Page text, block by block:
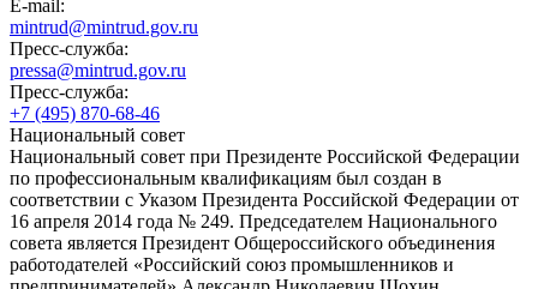
E-mail:
mintrud@mintrud.gov.ru
Пресс-служба:
pressa@mintrud.gov.ru
Пресс-служба:
+7 (495) 870-68-46
Национальный совет
Национальный совет при Президенте Российской Федерации
по профессиональным квалификациям был создан в
соответствии с Указом Президента Российской Федерации от
16 апреля 2014 года № 249. Председателем Национального
совета является Президент Общероссийского объединения
работодателей «Российский союз промышленников и